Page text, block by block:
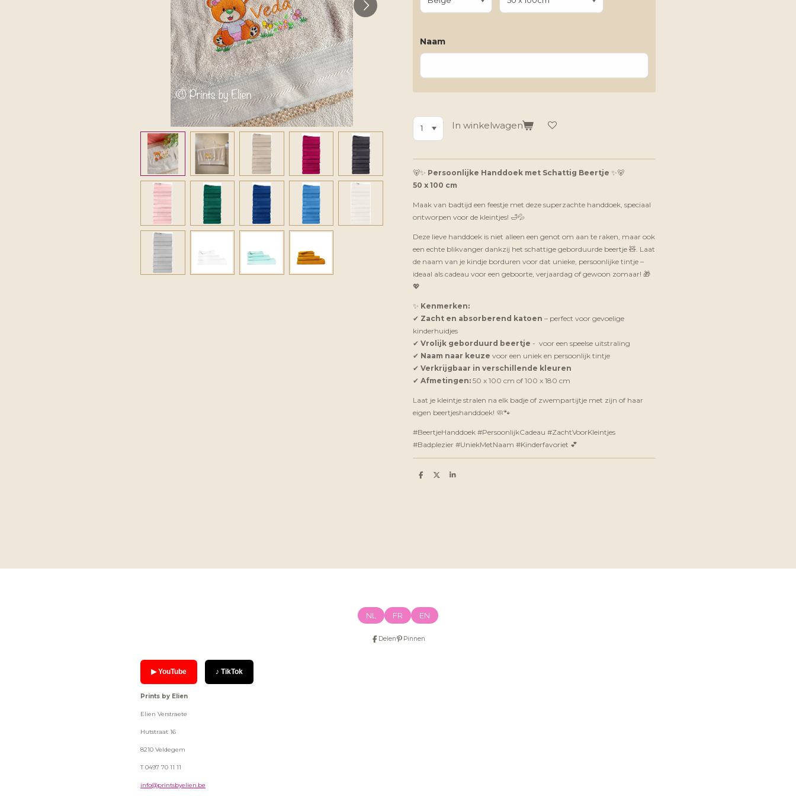
Naam
In winkelwagen
🐻✨ Persoonlijke Handdoek met Schattig Beertje ✨🐻
50 x 100 cm
Maak van badtijd een feestje met deze superzachte handdoek, speciaal
ontworpen voor de kleintjes! 🛁💦
Deze lieve handdoek is niet alleen een genot om aan te raken, maar ook
een echte blikvanger dankzij het schattige geborduurde beertje 🧸. Laat
de naam van je kindje borduren voor dat unieke, persoonlijke tintje –
ideaal als cadeau voor een geboorte, verjaardag of gewoon zomaar! 🎁
💖
✨ Kenmerken:
✔ Zacht en absorberend katoen – perfect voor gevoelige
kinderhuidjes
✔ Vrolijk geborduurd beertje - voor een speelse uitstraling
✔ Naam naar keuze voor een uniek en persoonlijk tintje
✔ Verkrijgbaar in verschillende kleuren
✔ Afmetingen: 50 x 100 cm of 100 x 180 cm
Laat je kleintje stralen na elk badje of zwempartijtje met zijn of haar
eigen beertjeshanddoek! 🧼🐾
#BeertjeHanddoek #PersoonlijkCadeau #ZachtVoorKleintjes
#Badplezier #UniekMetNaam #Kinderfavoriet 💕
D
D
S
NL FR EN
Delen Pinnen
▶ YouTube ♪ TikTok
Prints by Elien
Elien Verstraete
Hutstraat 16
8210 Veldegem
T 0497 70 11 11
info@printsbyelien.be